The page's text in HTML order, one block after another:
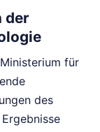
der
für
des